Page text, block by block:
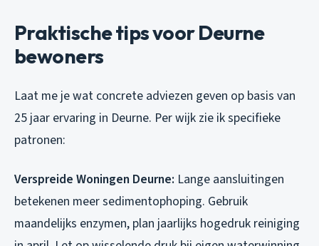
Praktische tips voor Deurne
bewoners
Laat me je wat concrete adviezen geven op basis van
25 jaar ervaring in Deurne. Per wijk zie ik specifieke
patronen:
Verspreide Woningen Deurne: Lange aansluitingen
betekenen meer sedimentophoping. Gebruik
maandelijks enzymen, plan jaarlijks hogedruk reiniging